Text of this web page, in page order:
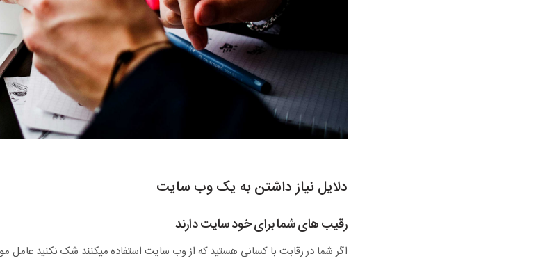
دلایل نیاز داشتن به یک وب سایت
رقیب های شما برای خود سایت دارند
اگر شما در رقابت با کسانی هستید که از وب سایت استفاده میکنند شک نکنید عامل